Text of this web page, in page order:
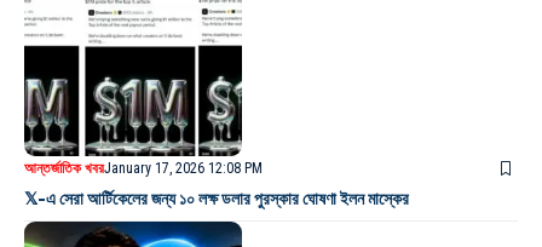
আন্তর্জাতিক খবরJanuary 17, 2026 12:08 PM
𝕏-এ সেরা আর্টিকেলের জন্য ১০ লক্ষ ডলার পুরস্কার ঘোষণা ইলন মাস্কের